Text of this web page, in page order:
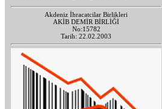
Akdeniz İhracatcilar Birlikleri
AKİB DEMİR BİRLİĞİ
No:15782
Tarih: 22.02.2003